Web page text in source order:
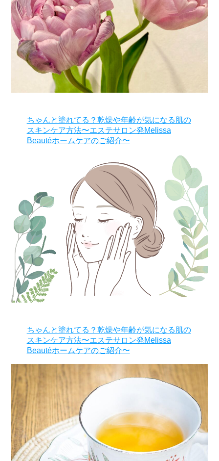
ちゃんと塗れてる？乾燥や年齢が気になる肌の
スキンケア方法〜エステサロン発Melissa
Beautéホームケアのご紹介〜
ちゃんと塗れてる？乾燥や年齢が気になる肌の
スキンケア方法〜エステサロン発Melissa
Beautéホームケアのご紹介〜